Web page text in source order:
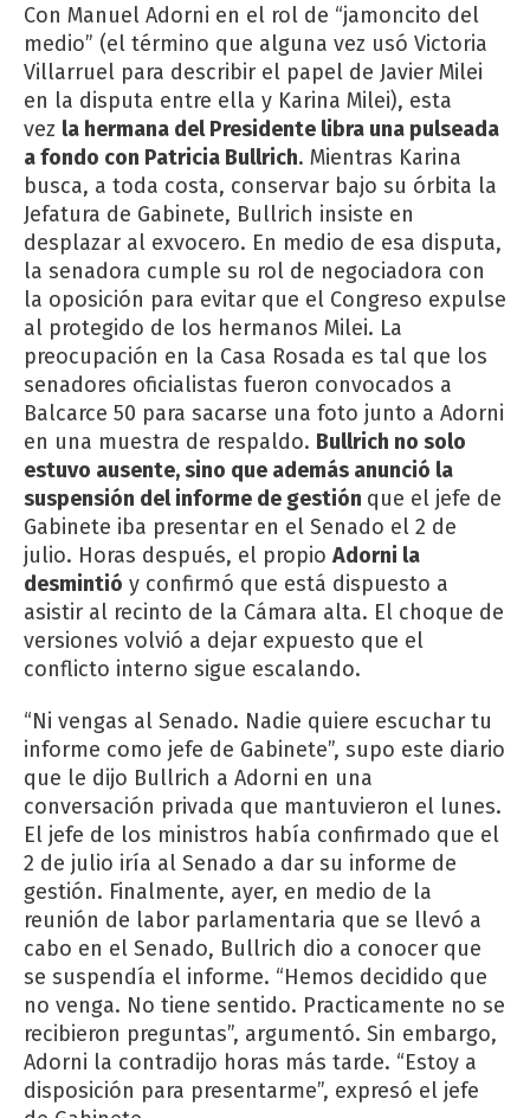
Con Manuel Adorni en el rol de “jamoncito del
medio” (el término que alguna vez usó Victoria
Villarruel para describir el papel de Javier Milei
en la disputa entre ella y Karina Milei), esta
vez la hermana del Presidente libra una pulseada
a fondo con Patricia Bullrich. Mientras Karina
busca, a toda costa, conservar bajo su órbita la
Jefatura de Gabinete, Bullrich insiste en
desplazar al exvocero. En medio de esa disputa,
la senadora cumple su rol de negociadora con
la oposición para evitar que el Congreso expulse
al protegido de los hermanos Milei. La
preocupación en la Casa Rosada es tal que los
senadores oficialistas fueron convocados a
Balcarce 50 para sacarse una foto junto a Adorni
en una muestra de respaldo. Bullrich no solo
estuvo ausente, sino que además anunció la
suspensión del informe de gestión que el jefe de
Gabinete iba presentar en el Senado el 2 de
julio. Horas después, el propio Adorni la
desmintió y confirmó que está dispuesto a
asistir al recinto de la Cámara alta. El choque de
versiones volvió a dejar expuesto que el
conflicto interno sigue escalando.
“Ni vengas al Senado. Nadie quiere escuchar tu
informe como jefe de Gabinete”, supo este diario
que le dijo Bullrich a Adorni en una
conversación privada que mantuvieron el lunes.
El jefe de los ministros había confirmado que el
2 de julio iría al Senado a dar su informe de
gestión. Finalmente, ayer, en medio de la
reunión de labor parlamentaria que se llevó a
cabo en el Senado, Bullrich dio a conocer que
se suspendía el informe. “Hemos decidido que
no venga. No tiene sentido. Practicamente no se
recibieron preguntas”, argumentó. Sin embargo,
Adorni la contradijo horas más tarde. “Estoy a
disposición para presentarme”, expresó el jefe